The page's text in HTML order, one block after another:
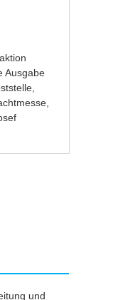
Ausgabe
und